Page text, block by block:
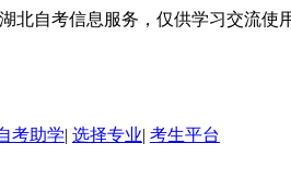
北自考信息服务，仅供学习交流使
考助学| 选择专业| 考生平台